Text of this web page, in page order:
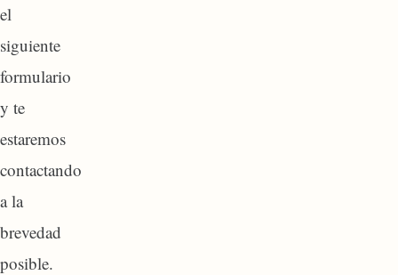
el
siguiente
formulario
y te
estaremos
contactando
a la
brevedad
posible.